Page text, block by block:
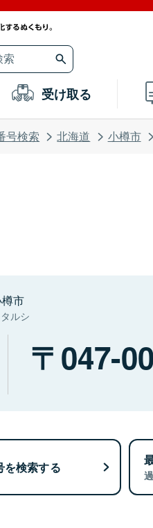
受け取る
号検索 北海道 小樽市
市
ルシ
047-
を検索する